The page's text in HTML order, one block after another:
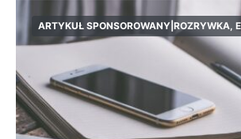
ARTYKUŁ SPONSOROWANY|ROZRYWKA,